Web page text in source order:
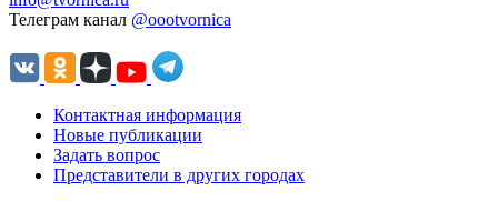
Телеграм канал @oootvornica
Контактная информация
Новые публикации
Задать вопрос
Представители в других городах